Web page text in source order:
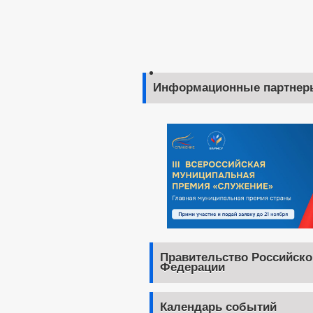
Информационные
Правительство
Федерации
Календарь событий